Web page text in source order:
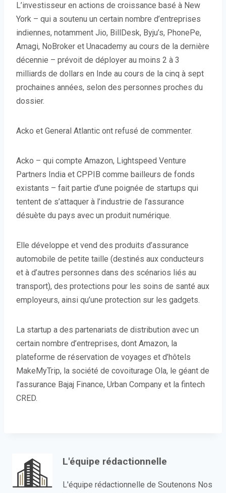
L’investisseur en actions de croissance basé à New
York – qui a soutenu un certain nombre d’entreprises
indiennes, notamment Jio, BillDesk, Byju’s, PhonePe,
Amagi, NoBroker et Unacademy au cours de la dernière
décennie – prévoit de déployer au moins 2 à 3
milliards de dollars en Inde au cours de la cinq à sept
prochaines années, selon des personnes proches du
dossier.
Acko et General Atlantic ont refusé de commenter.
Acko – qui compte Amazon, Lightspeed Venture
Partners India et CPPIB comme bailleurs de fonds
existants – fait partie d’une poignée de startups qui
tentent de s’attaquer à l’industrie de l’assurance
désuète du pays avec un produit numérique.
Elle développe et vend des produits d’assurance
automobile de petite taille (destinés aux conducteurs
et à d’autres personnes dans des scénarios liés au
transport), des protections pour les soins de santé aux
employeurs, ainsi qu’une protection sur les gadgets.
La startup a des partenariats de distribution avec un
certain nombre d’entreprises, dont Amazon, la
plateforme de réservation de voyages et d’hôtels
MakeMyTrip, la société de covoiturage Ola, le géant de
l’assurance Bajaj Finance, Urban Company et la fintech
CRED.
L'équipe rédactionnelle
L'équipe rédactionnelle de Soutenons Nos